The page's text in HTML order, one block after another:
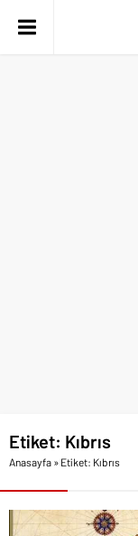
Etiket: Kıbrıs
Anasayfa » Etiket: Kıbrıs